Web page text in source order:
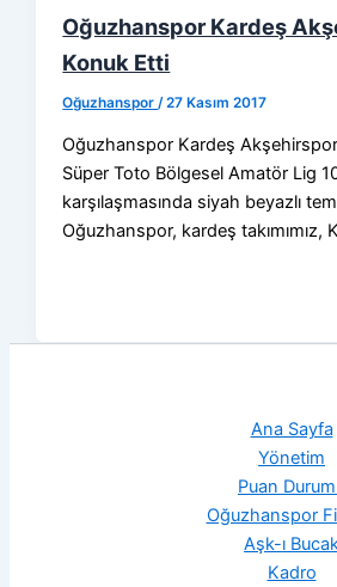
Oğuzhanspor Kardeş
Konuk Etti
Oğuzhanspor/27 Kasım 2017
Oğuzhanspor Kardeş
Süper Toto Bölgesel Amatör Lig
karşılaşmasında siyah beyazlı
Oğuzhanspor, kardeş takımımız,
Ana Sayfa
Yönetim
Puan
Oğuzhanspor
Aşk-ı
Kadro